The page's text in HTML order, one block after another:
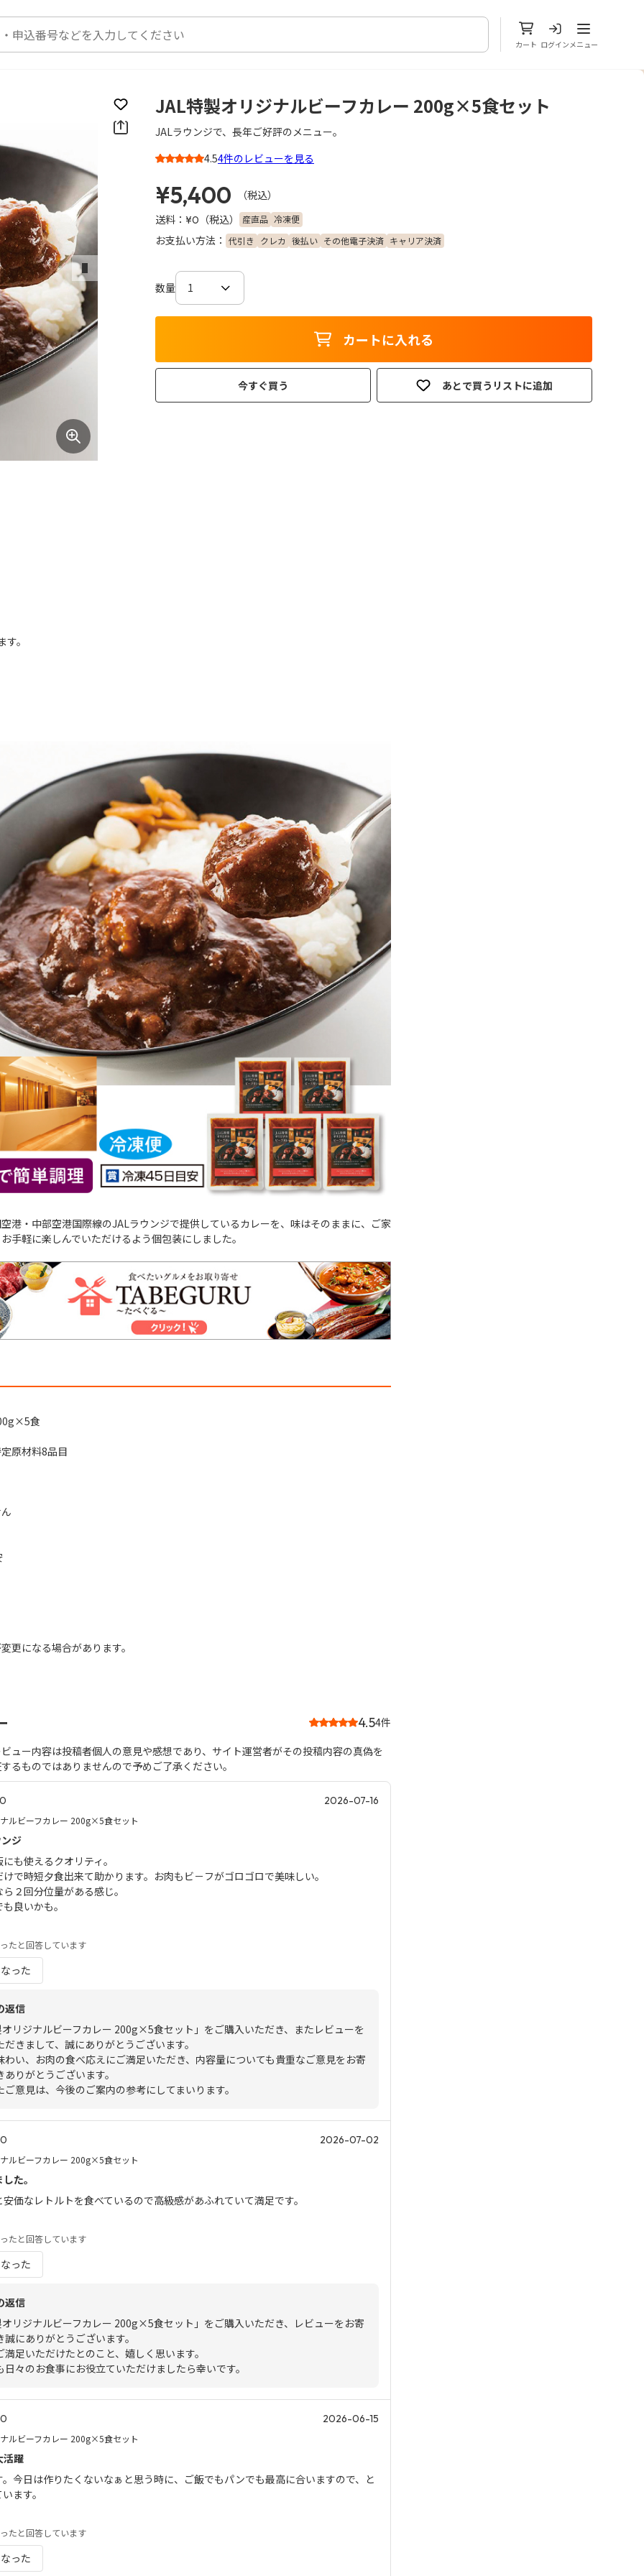
カート ログイン
メニューを開
メニュー
次のスライド
お気に入りに登録
JAL特製オリジナルビーフカレー 200g×5食セット
JALラウンジで、長年ご好評のメニュー。
4.54件のレビューを見る
¥5,400
（税込）
送料： ¥0 （税込） 産直品 冷凍便
お支払い方法： 代引き クレカ 後払い その他電子決済 キャリア決済
数量
カートに入れる
今すぐ買う あとで買うリストに追加
。
港・中部空港国際線のJALラウンジで提供しているカレーを、味はそのままに、ご家
手軽に楽しんでいただけるよう個包装にしました。
食
原材料8品目
更になる場合があります。
4.54件
ュー内容は投稿者個人の意見や感想であり、サイト運営者がその投稿内容の真偽を
るものではありませんので予めご了承ください。
2026-07-16
ルビーフカレー 200g×5食セット
ジ
も使えるクオリティ。
で時短夕食出来て助かります。お肉もビ－フがゴロゴロで美味しい。
２回分位量がある感じ。
良いかも。
たと回答しています
った
返信
リジナルビーフカレー 200g×5食セット」をご購入いただき、またレビューを
だきまして、誠にありがとうございます。
わい、お肉の食べ応えにご満足いただき、内容量についても貴重なご意見をお寄
りがとうございます。
ご意見は、今後のご案内の参考にしてまいります。
2026-07-02
ルビーフカレー 200g×5食セット
た。
価なレトルトを食べているので高級感があふれていて満足です。
たと回答しています
った
返信
リジナルビーフカレー 200g×5食セット」をご購入いただき、レビューをお寄
にありがとうございます。
満足いただけたとのこと、嬉しく思います。
日々のお食事にお役立ていただけましたら幸いです。
2026-06-15
ルビーフカレー 200g×5食セット
活躍
今日は作りたくないなぁと思う時に、ご飯でもパンでも最高に合いますので、と
ます。
たと回答しています
った